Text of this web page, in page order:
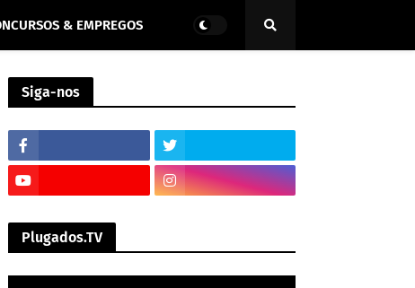
& EMPREGOS
Siga-nos
Plugados.TV